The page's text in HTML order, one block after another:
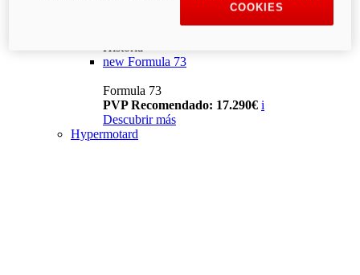
Historia
new Formula 73
Formula 73
PVP Recomendado: 17.290€ i
Descubrir más
Hypermotard
COOKIES